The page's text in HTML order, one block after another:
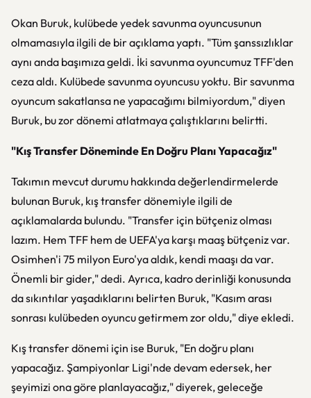
Okan Buruk, kulübede yedek savunma oyuncusunun
olmamasıyla ilgili de bir açıklama yaptı. "Tüm şanssızlıklar
aynı anda başımıza geldi. İki savunma oyuncumuz TFF'den
ceza aldı. Kulübede savunma oyuncusu yoktu. Bir savunma
oyuncum sakatlansa ne yapacağımı bilmiyordum," diyen
Buruk, bu zor dönemi atlatmaya çalıştıklarını belirtti.
"Kış Transfer Döneminde En Doğru Planı Yapacağız"
Takımın mevcut durumu hakkında değerlendirmelerde
bulunan Buruk, kış transfer dönemiyle ilgili de
açıklamalarda bulundu. "Transfer için bütçeniz olması
lazım. Hem TFF hem de UEFA'ya karşı maaş bütçeniz var.
Osimhen'i 75 milyon Euro'ya aldık, kendi maaşı da var.
Önemli bir gider," dedi. Ayrıca, kadro derinliği konusunda
da sıkıntılar yaşadıklarını belirten Buruk, "Kasım arası
sonrası kulübeden oyuncu getirmem zor oldu," diye ekledi.
Kış transfer dönemi için ise Buruk, "En doğru planı
yapacağız. Şampiyonlar Ligi'nde devam edersek, her
şeyimizi ona göre planlayacağız," diyerek, geleceğe